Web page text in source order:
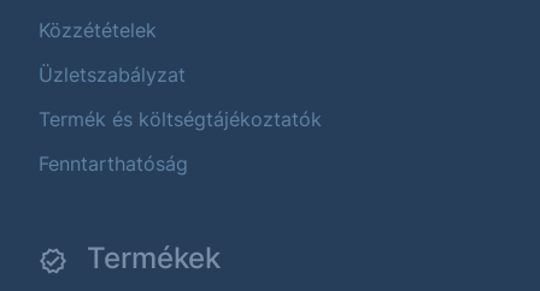
Közzétételek
Üzletszabályzat
Termék és költségtájékoztatók
Fenntarthatóság
Termékek